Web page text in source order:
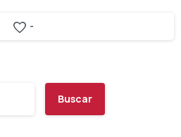
-
Buscar